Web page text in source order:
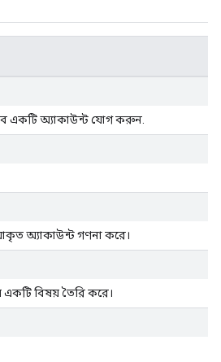
একটি অ্যাকাউন্ট যোগ করুন.
অ্যাকাউন্ট গণনা করে।
একটি বিষয় তৈরি করে।